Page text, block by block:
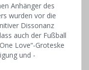
Anhänger des
wurden vor die
Dissonanz
auch der Fußball
Love“-Groteske
und -